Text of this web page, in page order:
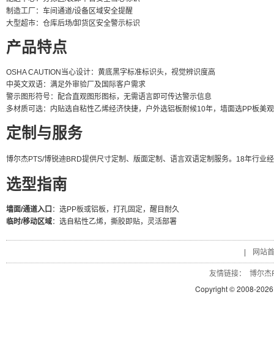
制造工厂：车间通道/设备区域安全提醒
大型超市：仓库后场/卸货区安全警示标识
产品特点
OSHA CAUTION当心设计：黄底黑字标准标识头，视觉辨识度高
中英文双语：满足外审验厂及国际客户需求
警示图形符号：配合直观图形图标，无需语言即可传达警示信息
多材质可选：内贴选自粘性乙烯经济快捷，户外选铝板耐候10年，墙面选PP板美
定制与服务
博尔杰PTS/博锐迪BRD提供尺寸定制、版面定制、语言双语定制服务。18年行
选型指南
墙面/通道入口 ：选PP板或铝板，打孔固定，醒目耐久
临时/移动区域：选自粘性乙烯，撕胶即贴，灵活部署
| 网站
友情链接：
博尔杰
Copyright © 2008-2026